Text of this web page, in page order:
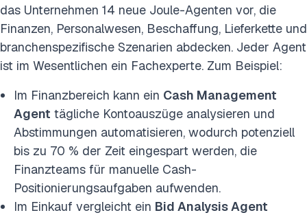
das Unternehmen 14 neue Joule-Agenten vor, die
Finanzen, Personalwesen, Beschaffung, Lieferkette und
branchenspezifische Szenarien abdecken. Jeder Agent
ist im Wesentlichen ein Fachexperte. Zum Beispiel:
Im Finanzbereich kann ein Cash Management
Agent tägliche Kontoauszüge analysieren und
Abstimmungen automatisieren, wodurch potenziell
bis zu 70 % der Zeit eingespart werden, die
Finanzteams für manuelle Cash-
Positionierungsaufgaben aufwenden.
Im Einkauf vergleicht ein Bid Analysis Agent